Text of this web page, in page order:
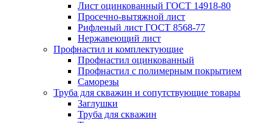
Лист оцинкованный ГОСТ 14918-80
Просечно-вытяжной лист
Рифленый лист ГОСТ 8568-77
Нержавеющий лист
Профнастил и комплектующие
Профнастил оцинкованный
Профнастил с полимерным покрытием
Саморезы
Труба для скважин и сопутствующие товары
Заглушки
Труба для скважин